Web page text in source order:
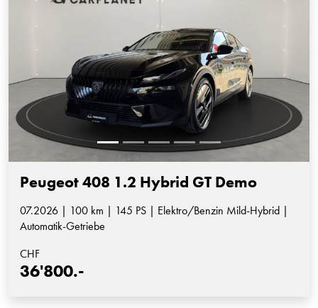
Peugeot 408 1.2 Hybrid GT Demo
07.2026 | 100 km | 145 PS | Elektro/Benzin Mild-Hybrid |
Automatik-Getriebe
CHF
36'800.-